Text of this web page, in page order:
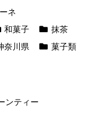
ネ
和菓子
抹茶
奈川県 菓子類
ンティー